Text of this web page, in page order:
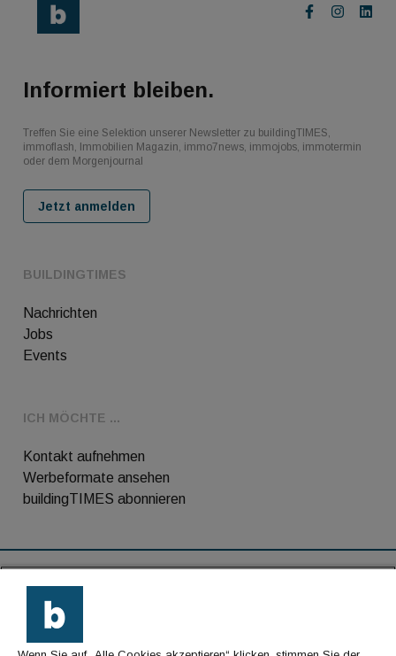
BUILDINGTIMES
Nachrichten
Jobs
Events
ICH MÖCHTE ...
Kontakt aufnehmen
Werbeformate ansehen
buildingTIMES abonnieren
Informiert bleiben.
Treffen Sie eine Selektion unserer Newsletter zu buildingTIMES,
immoflash, Immobilien Magazin, immo7news, immojobs, immotermin
oder dem Morgenjournal
Jetzt anmelden
Kontakt